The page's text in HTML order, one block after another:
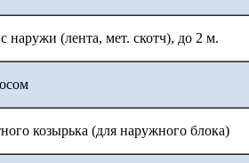
наружи (лента, мет. скотч), до 2 м.
козырька (для наружного блока)